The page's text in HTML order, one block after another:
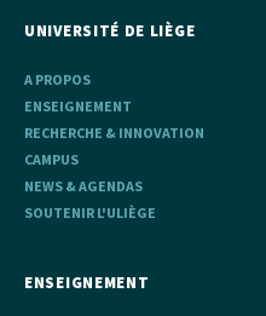
UNIVERSITÉ DE LIÈGE
A PROPOS
ENSEIGNEMENT
RECHERCHE & INNOVATION
CAMPUS
NEWS & AGENDAS
SOUTENIR L'ULIÈGE
ENSEIGNEMENT